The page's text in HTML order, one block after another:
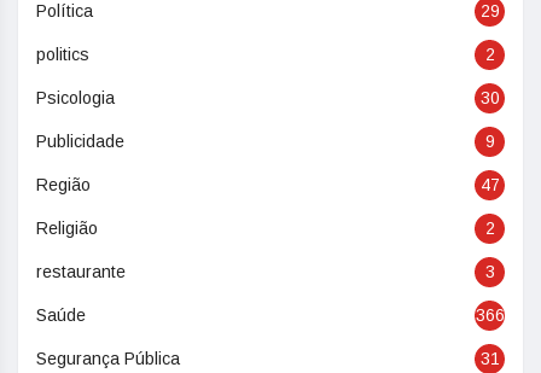
Política 29
politics 2
Psicologia 30
Publicidade 9
Região 47
Religião 2
restaurante 3
Saúde 366
Segurança Pública 31